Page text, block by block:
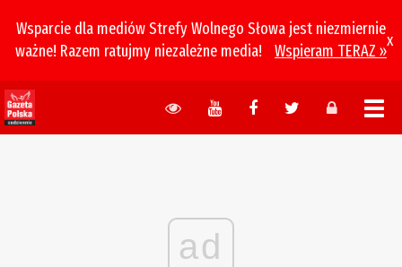
Wsparcie dla mediów Strefy Wolnego Słowa jest niezmiernie
ważne! Razem ratujmy niezależne media!
Wspieram TERAZ »
x
ad